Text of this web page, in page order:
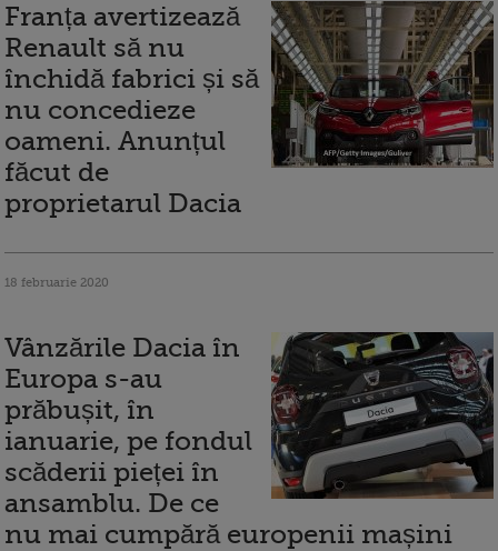
Franța avertizează
Renault să nu
închidă fabrici și să
nu concedieze
oameni. Anunțul
făcut de
proprietarul Dacia
18 februarie 2020
Vânzările Dacia în
Europa s-au
prăbușit, în
ianuarie, pe fondul
scăderii pieței în
ansamblu. De ce
nu mai cumpără europenii mașini